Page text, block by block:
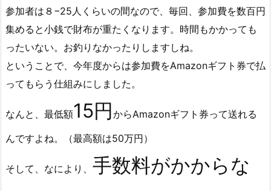
参加者は８−25人くらいの間なので、毎回、参加費を数百円
集めると小銭で財布が重たくなります。時間もかかっても
ったいない。お釣りなかったりしますしね。
ということで、今年度からは参加費をAmazonギフト券で払
ってもらう仕組みにしました。
なんと、最低額15円からAmazonギフト券って送れる
んですよね。（最高額は50万円）
そして、なにより、 手数料がかからな